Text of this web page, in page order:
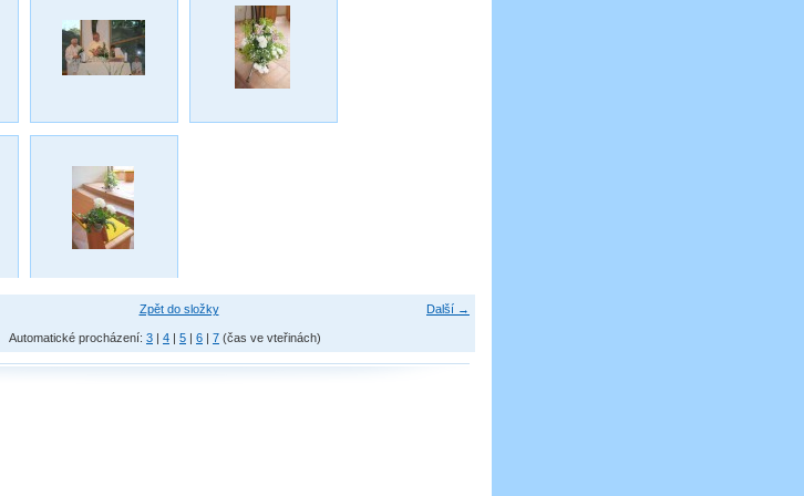
Další →
Zpět do složky
Automatické procházení: 3 | 4 | 5 | 6 | 7 (čas ve vteřinách)